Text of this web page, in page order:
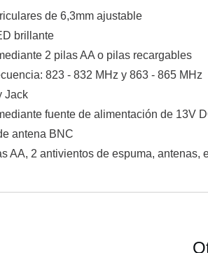
de 6,3mm ajustable
brillante
2 pilas AA o pilas recargables
823 - 832 MHz y 863 - 865 MHz
Jack
fuente de alimentación de 13V
antena BNC
AA, 2 antivientos de espuma, antenas,